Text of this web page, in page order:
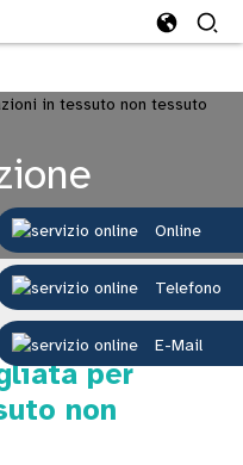
Online
Telefono
E-Mail
dettagliata per
per
non